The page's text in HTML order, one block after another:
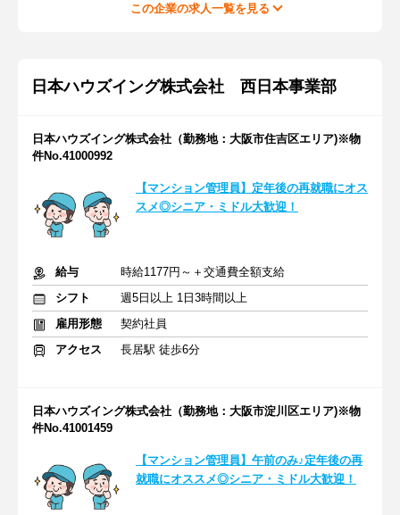
この企業の求人一覧を見る
日本ハウズイング株式会社 西日本事業部
日本ハウズイング株式会社（勤務地：大阪市住吉区エリア)※物
件No.41000992
【マンション管理員】定年後の再就職にオス
スメ◎シニア・ミドル大歓迎！
給与
時給1177円～＋交通費全額支給
シフト
週5日以上 1日3時間以上
雇用形態
契約社員
アクセス
長居駅 徒歩6分
日本ハウズイング株式会社（勤務地：大阪市淀川区エリア)※物
件No.41001459
【マンション管理員】午前のみ♪定年後の再
就職にオススメ◎シニア・ミドル大歓迎！